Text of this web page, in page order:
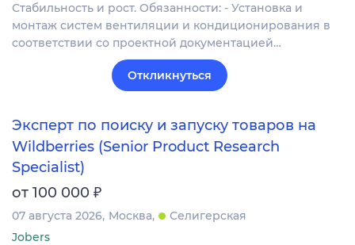
Стабильность и рост. Обязанности: - Установка и
монтаж систем вентиляции и кондиционирования в
соответствии со проектной документацией…
Откликнуться
Эксперт по поиску и запуску товаров на
Wildberries (Senior Product Research
Specialist)
от 100 000 ₽
07 августа 2026 Москва
Селигерская
Jobers